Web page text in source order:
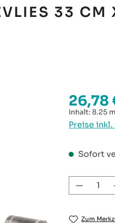
33 CM
Regulärer
26,78
Inhalt:8.25
Preise
Sofort
Zum